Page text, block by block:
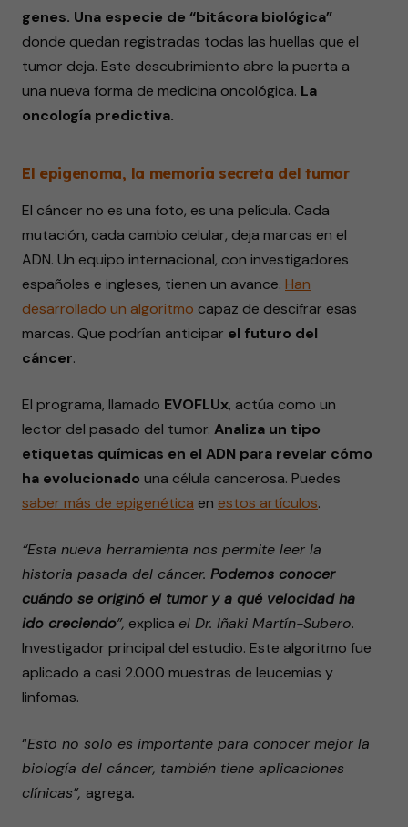
genes. Una especie de “bitácora biológica”
donde quedan registradas todas las huellas que el
tumor deja. Este descubrimiento abre la puerta a
una nueva forma de medicina oncológica. La
oncología predictiva.
El epigenoma, la memoria secreta del tumor
El cáncer no es una foto, es una película. Cada
mutación, cada cambio celular, deja marcas en el
ADN. Un equipo internacional, con investigadores
españoles e ingleses, tienen un avance. Han
desarrollado un algoritmo capaz de descifrar esas
marcas. Que podrían anticipar el futuro del
cáncer.
El programa, llamado EVOFLUx, actúa como un
lector del pasado del tumor. Analiza un tipo
etiquetas químicas en el ADN para revelar cómo
ha evolucionado una célula cancerosa. Puedes
saber más de epigenética en estos artículos.
“Esta nueva herramienta nos permite leer la
historia pasada del cáncer. Podemos conocer
cuándo se originó el tumor y a qué velocidad ha
ido creciendo”, explica el Dr. Iñaki Martín-Subero.
Investigador principal del estudio. Este algoritmo fue
aplicado a casi 2.000 muestras de leucemias y
linfomas.
“Esto no solo es importante para conocer mejor la
biología del cáncer, también tiene aplicaciones
clínicas”, agrega.